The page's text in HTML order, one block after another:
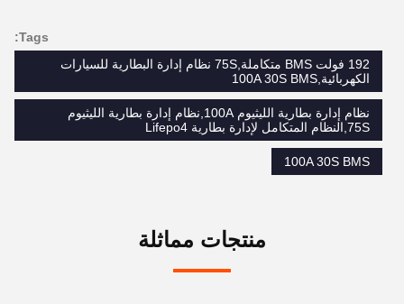
Tags:
192 فولت BMS متكاملة,75S نظام إدارة البطارية للسيارات
الكهربائية,100A 30S BMS
نظام إدارة بطارية الليثيوم 100A,نظام إدارة بطارية الليثيوم
75S,النظام المتكامل لإدارة بطارية Lifepo4
100A 30S BMS
منتجات مماثلة